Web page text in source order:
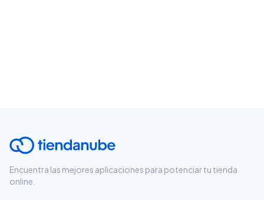
Encuentra las mejores aplicaciones para potenciar tu tienda
online.